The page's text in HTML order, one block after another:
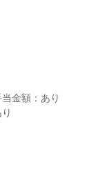
金額：あり